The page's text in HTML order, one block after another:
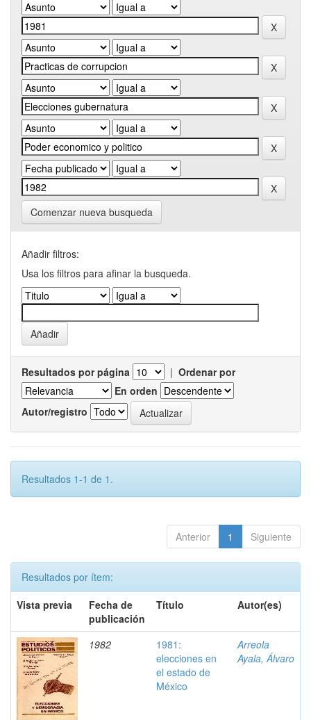
Comenzar nueva busqueda
Añadir filtros:
Usa los filtros para afinar la busqueda.
Resultados por página | Ordenar por
En orden
Autor/registro
Resultados 1-1 de 1.
Anterior 1 Siguiente
Resultados por ítem:
Vista previa
Fecha de
publicación
Título Autor(es)
1982
1981:
elecciones en
el estado de
México
Arreola
Ayala, Álvaro